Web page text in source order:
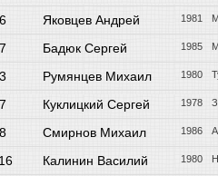
Яковцев Андрей 1981
Бадюк Сергей 1985
Румянцев Михаил 1980
Куклицкий Сергей 1978
Смирнов Михаил 1986
Калинин Василий 1980